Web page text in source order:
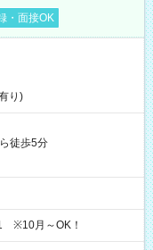
・面接OK
り)
徒歩5分
※10月～OK！